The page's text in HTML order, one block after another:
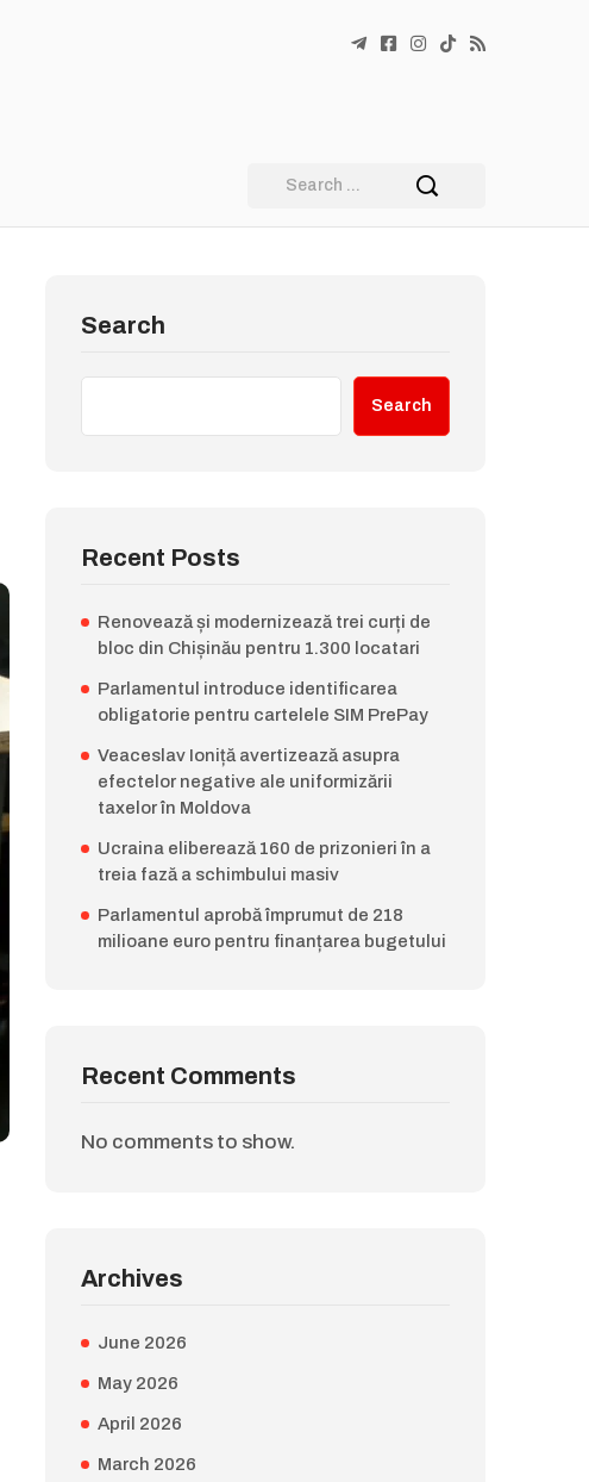
Search
Search
Recent Posts
Renovează și modernizează trei curți de
bloc din Chișinău pentru 1.300 locatari
Parlamentul introduce identificarea
obligatorie pentru cartelele SIM PrePay
Veaceslav Ioniță avertizează asupra
efectelor negative ale uniformizării
taxelor în Moldova
Ucraina eliberează 160 de prizonieri în a
treia fază a schimbului masiv
Parlamentul aprobă împrumut de 218
milioane euro pentru finanțarea bugetului
Recent Comments
No comments to show.
Archives
June 2026
May 2026
April 2026
March 2026